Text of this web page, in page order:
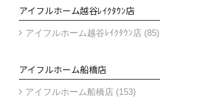
アイフルホーム越谷ﾚｲｸﾀｳﾝ店
アイフルホーム越谷ﾚｲｸﾀｳﾝ店 (85)
アイフルホーム船橋店
アイフルホーム船橋店 (153)